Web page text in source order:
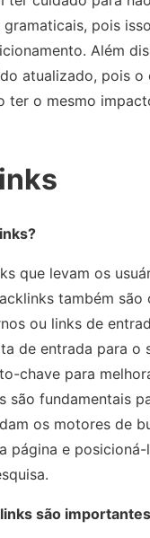
pois
Além
atualizado, pois o
ter o mesmo
que levam os
também são
ou links de
de entrada para o
chave para
são fundamentais
os motores de
página e
são